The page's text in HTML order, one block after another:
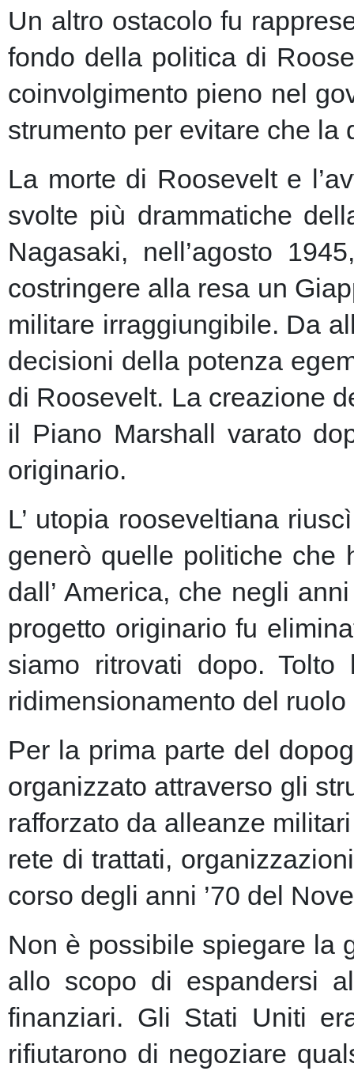
Un altro ostacolo fu
fondo della politica di
coinvolgimento pieno nel
strumento per evitare che
La morte di Roosevelt e
svolte più drammatiche
Nagasaki, nell’agosto
costringere alla resa un
militare irraggiungibile. Da
decisioni della potenza
di Roosevelt. La creazione
il Piano Marshall varato
originario.
L’ utopia rooseveltiana
generò quelle politiche che
dall’ America, che negli
progetto originario fu
siamo ritrovati dopo.
ridimensionamento del
Per la prima parte del
organizzato attraverso gli
rafforzato da alleanze
rete di trattati,
corso degli anni ’70 del
Non è possibile spiegare la
allo scopo di espandersi
finanziari. Gli Stati Uniti
rifiutarono di negoziare